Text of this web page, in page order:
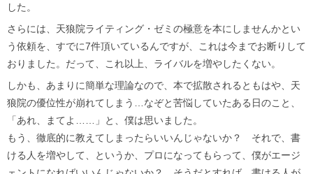
した。
さらには、天狼院ライティング・ゼミの極意を本にしませんかとい
う依頼を、すでに7件頂いているんですが、これは今までお断りして
おりました。だって、これ以上、ライバルを増やしたくない。
しかも、あまりに簡単な理論なので、本で拡散されるともはや、天
狼院の優位性が崩れてしまう…なぞと苦悩していたある日のこと、
「あれ、まてよ……」と、僕は思いました。
もう、徹底的に教えてしまったらいいんじゃないか？ それで、書
ける人を増やして、というか、プロになってもらって、僕がエージ